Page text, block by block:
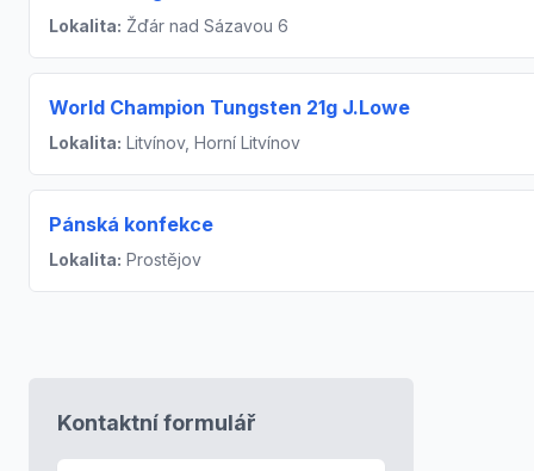
Lokalita: Žďár nad Sázavou 6
World Champion Tungsten 21g J.Lowe
Lokalita: Litvínov, Horní Litvínov
Pánská konfekce
Lokalita: Prostějov
Kontaktní formulář